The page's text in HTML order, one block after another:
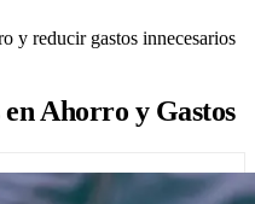
y reducir gastos innecesarios
Ahorro y Gastos